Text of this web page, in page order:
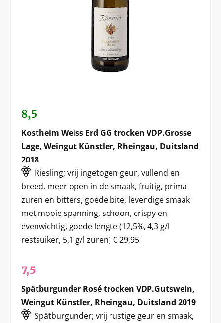
8,5
Kostheim Weiss Erd GG trocken VDP.Grosse
Lage, Weingut Künstler, Rheingau, Duitsland
2018
Riesling; vrij ingetogen geur, vullend en
breed, meer open in de smaak, fruitig, prima
zuren en bitters, goede bite, levendige smaak
met mooie spanning, schoon, crispy en
evenwichtig, goede lengte (12,5%, 4,3 g/l
restsuiker, 5,1 g/l zuren) € 29,95
7,5
Spätburgunder Rosé trocken VDP.Gutswein,
Weingut Künstler, Rheingau, Duitsland 2019
Spätburgunder; vrij rustige geur en smaak,